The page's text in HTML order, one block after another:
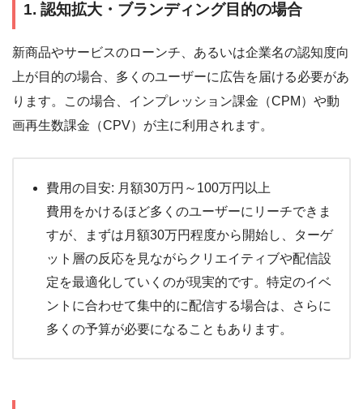
1. 認知拡大・ブランディング目的の場合
新商品やサービスのローンチ、あるいは企業名の認知度向
上が目的の場合、多くのユーザーに広告を届ける必要があ
ります。この場合、インプレッション課金（CPM）や動
画再生数課金（CPV）が主に利用されます。
費用の目安: 月額30万円～100万円以上
費用をかけるほど多くのユーザーにリーチできま
すが、まずは月額30万円程度から開始し、ターゲ
ット層の反応を見ながらクリエイティブや配信設
定を最適化していくのが現実的です。特定のイベ
ントに合わせて集中的に配信する場合は、さらに
多くの予算が必要になることもあります。